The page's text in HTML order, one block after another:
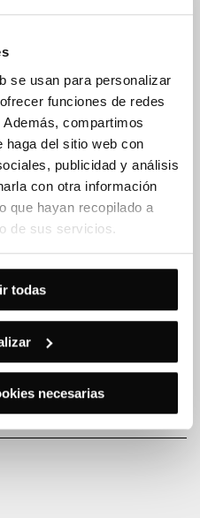
se usan para personalizar
funciones de redes
compartimos
haga del sitio web con
publicidad y análisis
con otra información
que hayan recopilado a
de sus servicios.
todas
necesarias